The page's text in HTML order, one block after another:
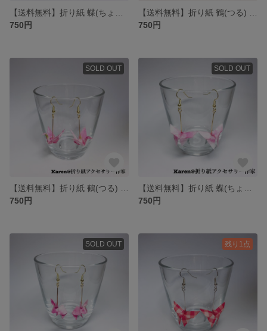
750円
750円
SOLD OUT
750円
SOLD OUT
750円
SOLD OUT 残り1点